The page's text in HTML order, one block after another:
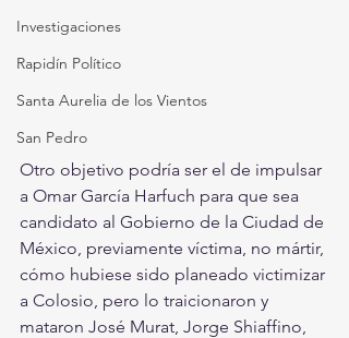
Investigaciones
Rapidín Político
Santa Aurelia de los Vientos
San Pedro
Otro objetivo podría ser el de impulsar
a Omar García Harfuch para que sea
candidato al Gobierno de la Ciudad de
México, previamente víctima, no mártir,
cómo hubiese sido planeado victimizar
a Colosio, pero lo traicionaron y
mataron José Murat, Jorge Shiaffino,